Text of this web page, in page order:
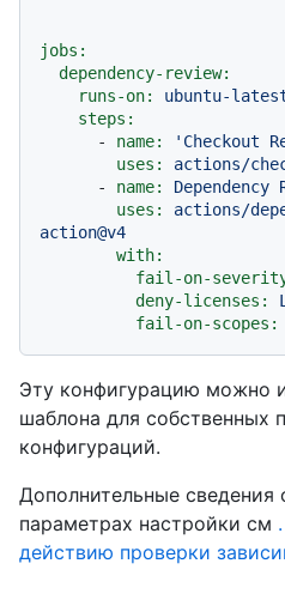
jobs:
dependency-review:
runs-on:
ubuntu-
steps:
-
name:
'Checkout
uses:
actions/
-
name: Dependency
uses:
actions/
action@v4
with:
fail-on-
deny-licenses:
fail-on-scopes:
Эту конфигурацию можно
шаблона для собственных
конфигураций.
Дополнительные
параметрах настройки см
действию проверки